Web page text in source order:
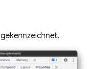
gekennzeichnet.